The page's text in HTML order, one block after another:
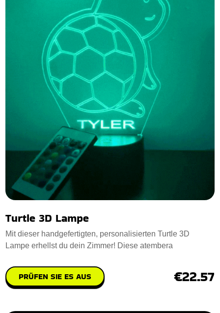
Turtle 3D Lampe
Mit dieser handgefertigten, personalisierten Turtle 3D
Lampe erhellst du dein Zimmer! Diese atembera
PRÜFEN SIE ES AUS €22.57